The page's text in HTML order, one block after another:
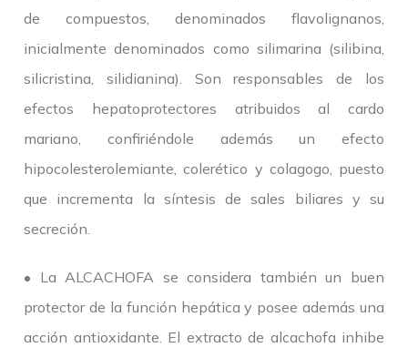
de compuestos, denominados flavolignanos,
inicialmente denominados como silimarina (silibina,
silicristina, silidianina). Son responsables de los
efectos hepatoprotectores atribuidos al cardo
mariano, confiriéndole además un efecto
hipocolesterolemiante, colerético y colagogo, puesto
que incrementa la síntesis de sales biliares y su
secreción.
• La ALCACHOFA se considera también un buen
protector de la función hepática y posee además una
acción antioxidante. El extracto de alcachofa inhibe